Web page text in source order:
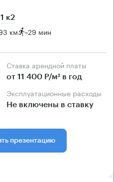
к2
км ~29 мин
Ставка арендной платы
от 11 400 Р/м² в год
Эксплуатационные расходы
Не включены в ставку
презентацию